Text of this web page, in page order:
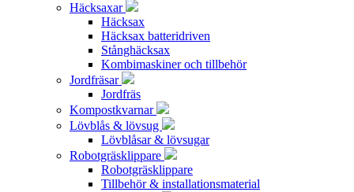
Häcksaxar
Häcksax
Häcksax batteridriven
Stånghäcksax
Kombimaskiner och tillbehör
Jordfräsar
Jordfräs
Kompostkvarnar
Lövblås & lövsug
Lövblåsar & lövsugar
Robotgräsklippare
Robotgräsklippare
Tillbehör & installationsmaterial